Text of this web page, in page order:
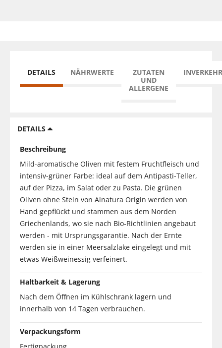
DETAILS NÄHRWERTE
ZUTATEN
UND
ALLERGENE
DETAILS
Beschreibung
Mild-aromatische Oliven mit festem Fruchtfleisch und
intensiv-grüner Farbe: ideal auf dem Antipasti-Teller,
auf der Pizza, im Salat oder zu Pasta. Die grünen
Oliven ohne Stein von Alnatura Origin werden von
Hand gepflückt und stammen aus dem Norden
Griechenlands, wo sie nach Bio-Richtlinien angebaut
werden - mit Ursprungsgarantie. Nach der Ernte
werden sie in einer Meersalzlake eingelegt und mit
etwas Weißweinessig verfeinert.
Haltbarkeit & Lagerung
Nach dem Öffnen im Kühlschrank lagern und
innerhalb von 14 Tagen verbrauchen.
Verpackungsform
Fertigpackung